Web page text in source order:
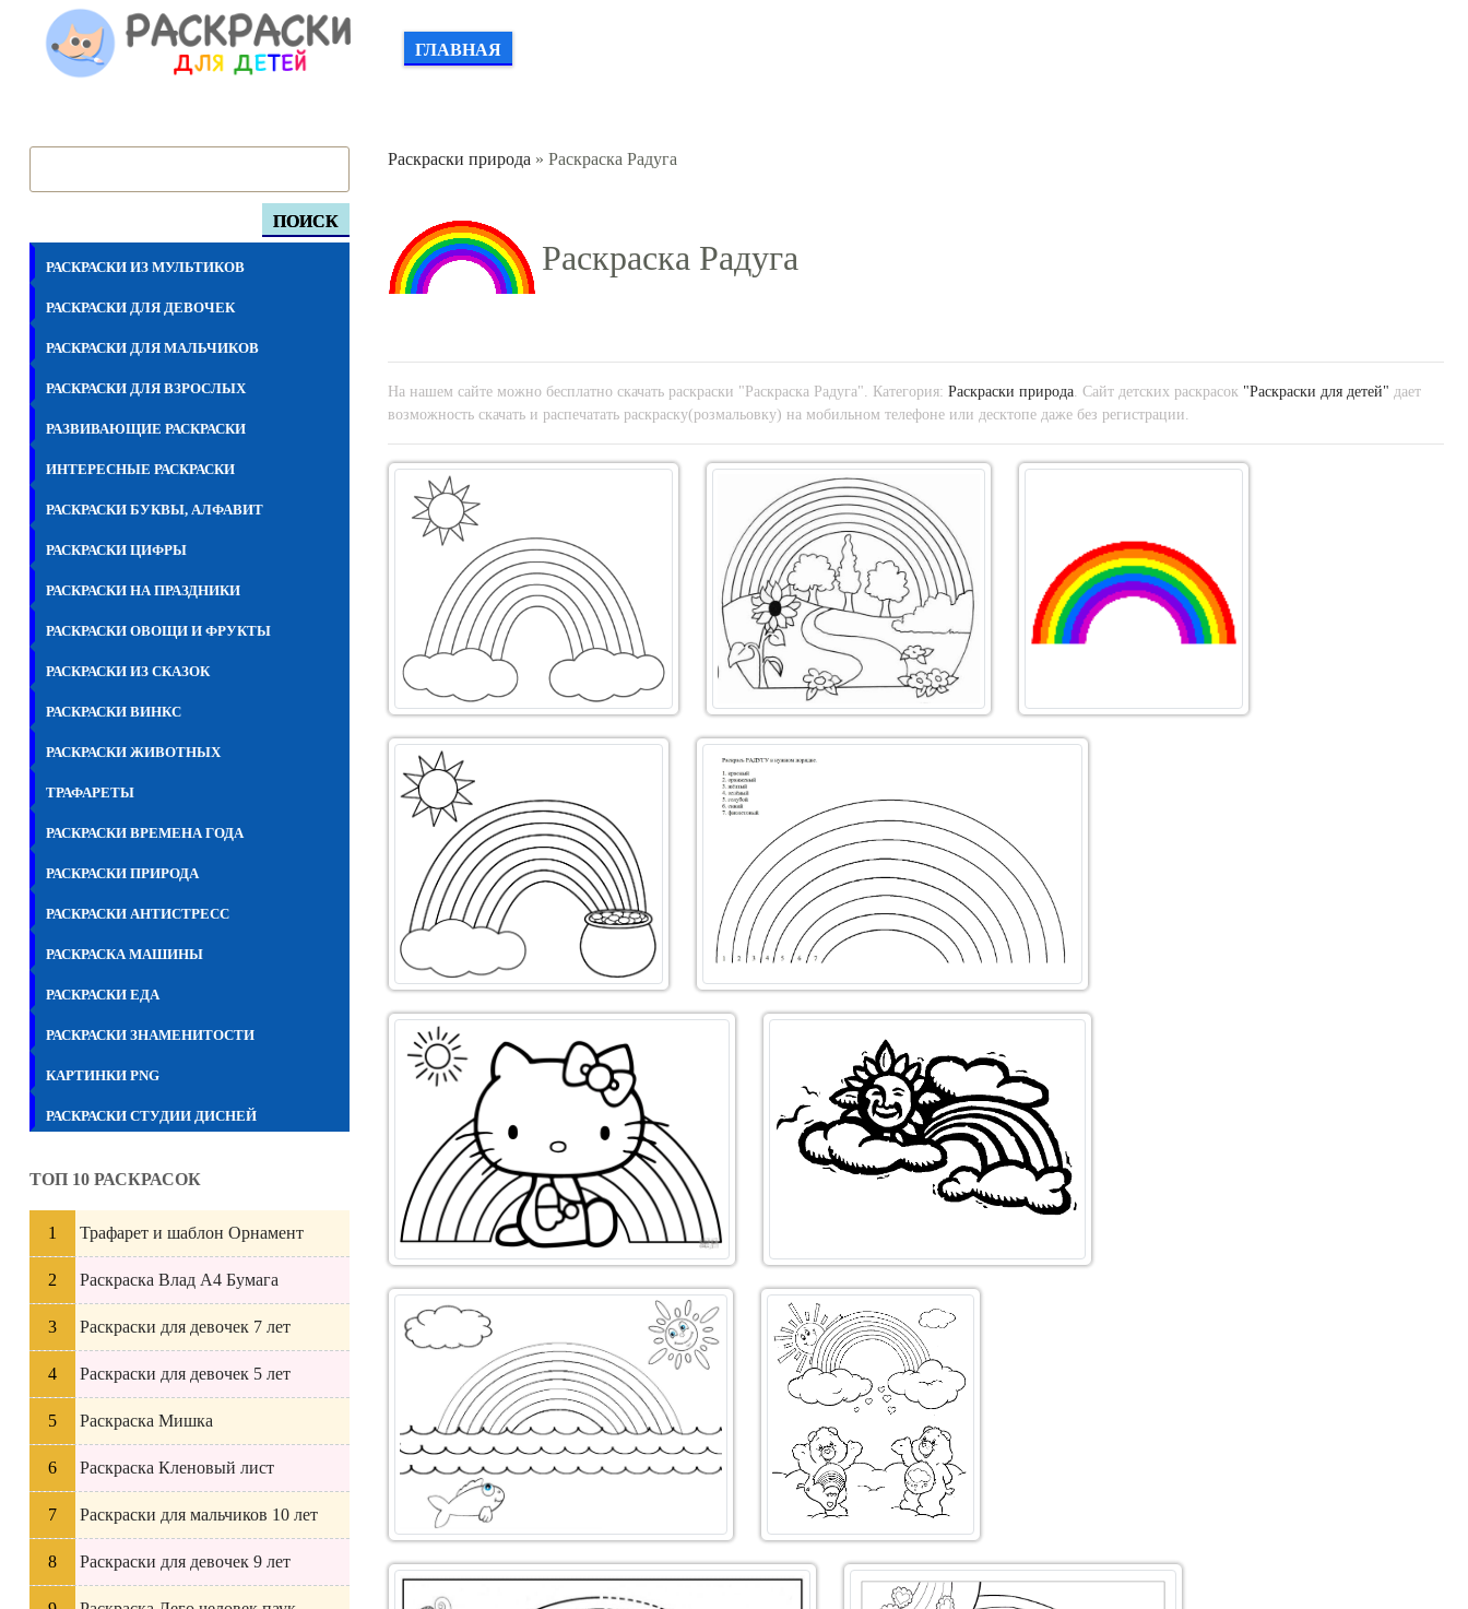
ГЛАВНАЯ
ПОИСК
РАСКРАСКИ ИЗ МУЛЬТИКОВ
РАСКРАСКИ ДЛЯ ДЕВОЧЕК
РАСКРАСКИ ДЛЯ МАЛЬЧИКОВ
РАСКРАСКИ ДЛЯ ВЗРОСЛЫХ
РАЗВИВАЮЩИЕ РАСКРАСКИ
ИНТЕРЕСНЫЕ РАСКРАСКИ
РАСКРАСКИ БУКВЫ, АЛФАВИТ
РАСКРАСКИ ЦИФРЫ
РАСКРАСКИ НА ПРАЗДНИКИ
РАСКРАСКИ ОВОЩИ И ФРУКТЫ
РАСКРАСКИ ИЗ СКАЗОК
РАСКРАСКИ ВИНКС
РАСКРАСКИ ЖИВОТНЫХ
ТРАФАРЕТЫ
РАСКРАСКИ ВРЕМЕНА ГОДА
РАСКРАСКИ ПРИРОДА
РАСКРАСКИ АНТИСТРЕСС
РАСКРАСКА МАШИНЫ
РАСКРАСКИ ЕДА
РАСКРАСКИ ЗНАМЕНИТОСТИ
КАРТИНКИ PNG
РАСКРАСКИ СТУДИИ ДИСНЕЙ
ТОП 10 РАСКРАСОК
Трафарет и шаблон Орнамент
Раскраска Влад А4 Бумага
Раскраски для девочек 7 лет
Раскраски для девочек 5 лет
Раскраска Мишка
Раскраска Кленовый лист
Раскраски для мальчиков 10 лет
Раскраски для девочек 9 лет
Раскраски природа » Раскраска Радуга
Раскраска Радуга
На нашем сайте можно бесплатно скачать раскраски "Раскраска Радуга". Категория: Раскраски природа. Сайт детских раскрасок "Раскраски для детей" дает
возможность скачать и распечатать раскраску(розмальовку) на мобильном телефоне или десктопе даже без регистрации.